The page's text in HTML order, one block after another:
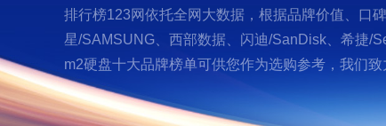
排行榜123网依托全网大数据，根据品牌价值、口
星/SAMSUNG、西部数据、闪迪/SanDisk、希捷/
m2硬盘十大品牌榜单可供您作为选购参考，我们